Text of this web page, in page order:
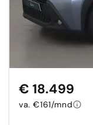
€ 18.499
va. €161/mnd